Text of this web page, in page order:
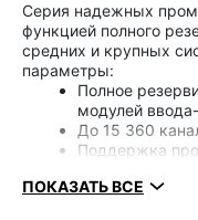
Серия надежных
функцией полного
средних и крупных
параметры:
Полное
модулей
До 15 360
Поддержка
Возможность
ПОКАЗАТЬ ВСЕ